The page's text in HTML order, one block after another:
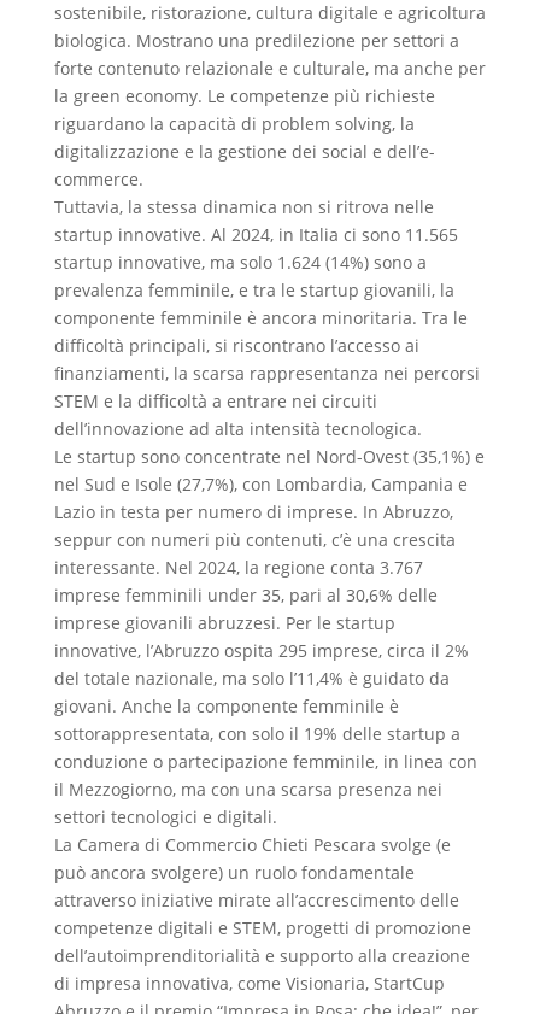
sostenibile, ristorazione, cultura digitale e agricoltura
biologica. Mostrano una predilezione per settori a
forte contenuto relazionale e culturale, ma anche per
la green economy. Le competenze più richieste
riguardano la capacità di problem solving, la
digitalizzazione e la gestione dei social e dell’e-
commerce.
Tuttavia, la stessa dinamica non si ritrova nelle
startup innovative. Al 2024, in Italia ci sono 11.565
startup innovative, ma solo 1.624 (14%) sono a
prevalenza femminile, e tra le startup giovanili, la
componente femminile è ancora minoritaria. Tra le
difficoltà principali, si riscontrano l’accesso ai
finanziamenti, la scarsa rappresentanza nei percorsi
STEM e la difficoltà a entrare nei circuiti
dell’innovazione ad alta intensità tecnologica.
Le startup sono concentrate nel Nord-Ovest (35,1%) e
nel Sud e Isole (27,7%), con Lombardia, Campania e
Lazio in testa per numero di imprese. In Abruzzo,
seppur con numeri più contenuti, c’è una crescita
interessante. Nel 2024, la regione conta 3.767
imprese femminili under 35, pari al 30,6% delle
imprese giovanili abruzzesi. Per le startup
innovative, l’Abruzzo ospita 295 imprese, circa il 2%
del totale nazionale, ma solo l’11,4% è guidato da
giovani. Anche la componente femminile è
sottorappresentata, con solo il 19% delle startup a
conduzione o partecipazione femminile, in linea con
il Mezzogiorno, ma con una scarsa presenza nei
settori tecnologici e digitali.
La Camera di Commercio Chieti Pescara svolge (e
può ancora svolgere) un ruolo fondamentale
attraverso iniziative mirate all’accrescimento delle
competenze digitali e STEM, progetti di promozione
dell’autoimprenditorialità e supporto alla creazione
di impresa innovativa, come Visionaria, StartCup